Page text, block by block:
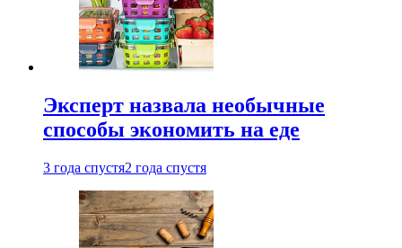
Эксперт назвала необычные
способы экономить на еде
3 года спустя2 года спустя